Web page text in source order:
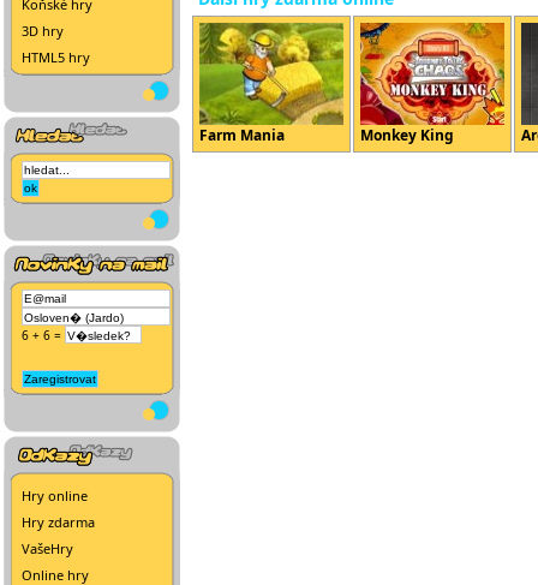
Koňské hry
3D hry
HTML5 hry
6 + 6 =
Hry online
Hry zdarma
VašeHry
Online hry
Farm Mania Monkey King